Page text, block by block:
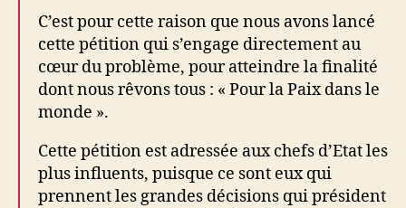
C’est pour cette raison que nous avons lancé
cette pétition qui s’engage directement au
cœur du problème, pour atteindre la finalité
dont nous rêvons tous : « Pour la Paix dans le
monde ».
Cette pétition est adressée aux chefs d’Etat les
plus influents, puisque ce sont eux qui
prennent les grandes décisions qui président